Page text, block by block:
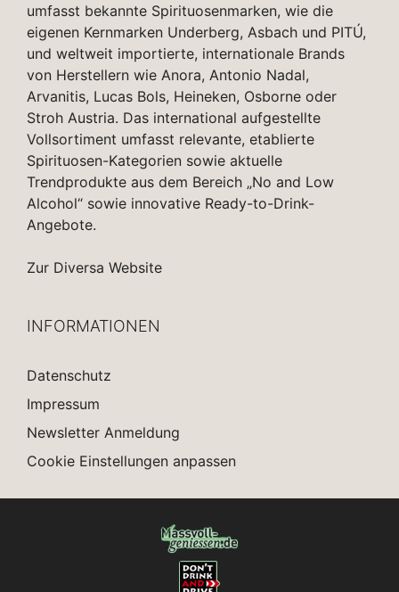
umfasst bekannte Spirituosenmarken, wie die
eigenen Kernmarken Underberg, Asbach und PITÚ,
und weltweit importierte, internationale Brands
von Herstellern wie Anora, Antonio Nadal,
Arvanitis, Lucas Bols, Heineken, Osborne oder
Stroh Austria. Das international aufgestellte
Vollsortiment umfasst relevante, etablierte
Spirituosen-Kategorien sowie aktuelle
Trendprodukte aus dem Bereich „No and Low
Alcohol“ sowie innovative Ready-to-Drink-
Angebote.
Zur Diversa Website
INFORMATIONEN
Datenschutz
Impressum
Newsletter Anmeldung
Cookie Einstellungen anpassen